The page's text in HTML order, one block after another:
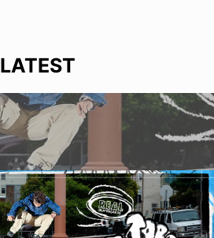
LATEST